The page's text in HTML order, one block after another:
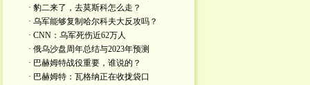
· 豹二来了，去莫斯科怎么走？
· 乌军能够复制哈尔科夫大反攻吗？
· CNN：乌军死伤近62万人
· 俄乌沙盘周年总结与2023年预测
· 巴赫姆特战役重要，谁说的？
· 巴赫姆特：瓦格纳正在收拢袋口